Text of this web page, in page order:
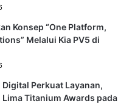
Konsep “One Platform,
Melalui Kia PV5 di
Perkuat Layanan,
Lima Titanium Awards pada